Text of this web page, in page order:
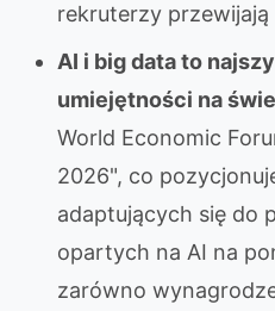
rekruterzy przewijają
AI i big data to
umiejętności na
World Economic
2026", co
adaptujących się do
opartych na AI na
zarówno